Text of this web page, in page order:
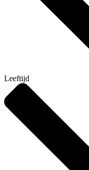
Leeftijd